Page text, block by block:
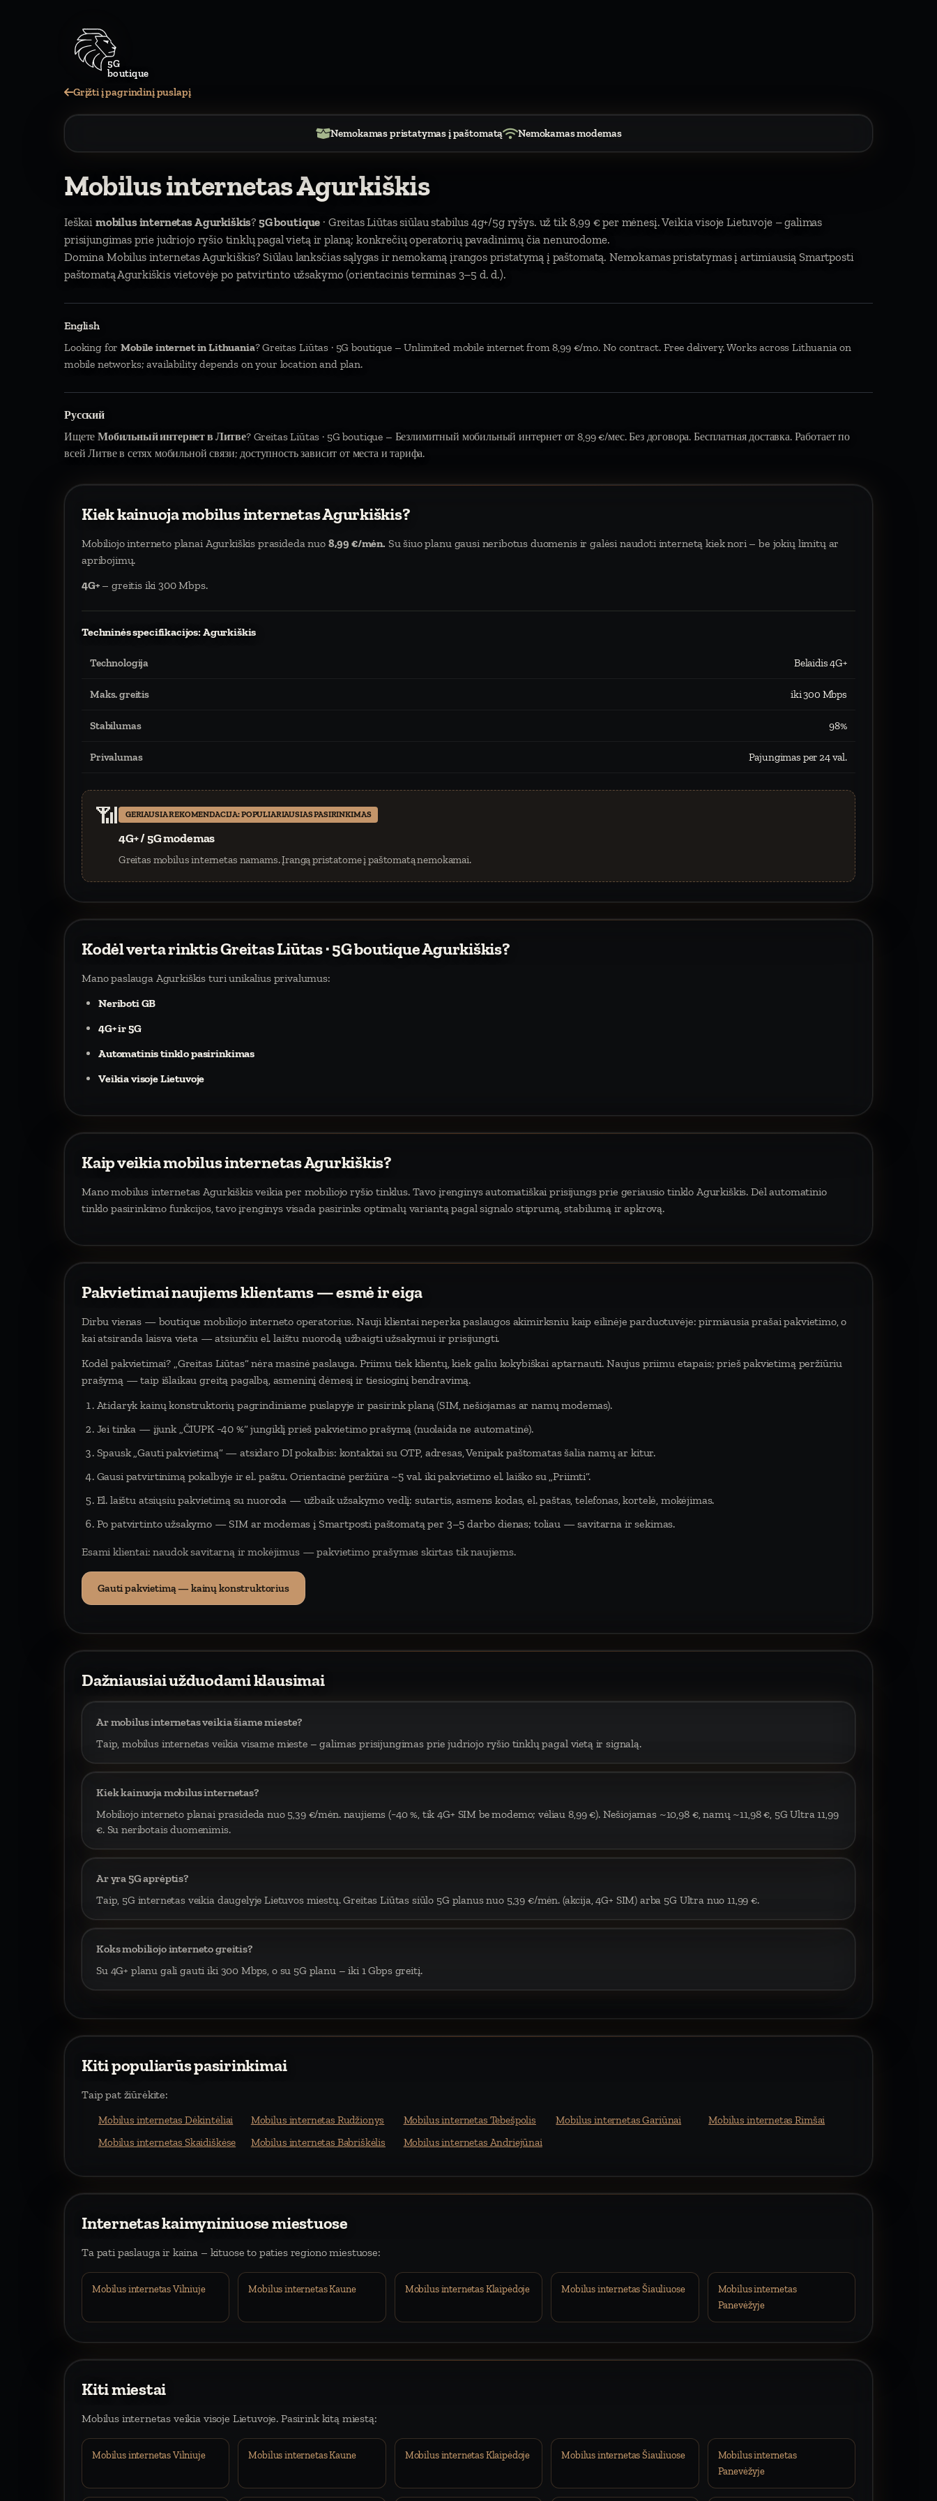
5G
boutique
Grįžti į pagrindinį puslapį
Nemokamas pristatymas į paštomatą Nemokamas modemas
Mobilus internetas Agurkiškis
Ieškai mobilus internetas Agurkiškis? 5G boutique · Greitas Liūtas siūlau stabilus 4g+/5g ryšys. už tik 8,99 € per mėnesį. Veikia visoje Lietuvoje – galimas
prisijungimas prie judriojo ryšio tinklų pagal vietą ir planą; konkrečių operatorių pavadinimų čia nenurodome.
Domina Mobilus internetas Agurkiškis? Siūlau lanksčias sąlygas ir nemokamą įrangos pristatymą į paštomatą. Nemokamas pristatymas į artimiausią Smartposti
paštomatą Agurkiškis vietovėje po patvirtinto užsakymo (orientacinis terminas 3–5 d. d.).
English
Looking forMobile internet in Lithuania? Greitas Liūtas · 5G boutique – Unlimited mobile internet from 8,99 €/mo. No contract. Free delivery. Works across Lithuania on
mobile networks; availability depends on your location and plan.
Русский
ИщетеМобильный интернет в Литве? Greitas Liūtas · 5G boutique – Безлимитный мобильный интернет от 8,99 €/мес. Без договора. Бесплатная доставка. Работает по
всей Литве в сетях мобильной связи; доступность зависит от места и тарифа.
Kiek kainuoja mobilus internetas Agurkiškis?
Mobiliojo interneto planai Agurkiškis prasideda nuo 8,99 €/mėn. Su šiuo planu gausi neribotus duomenis ir galėsi naudoti internetą kiek nori – be jokių limitų ar
apribojimų.
4G+– greitis iki 300 Mbps.
Techninės specifikacijos: Agurkiškis
Technologija Belaidis 4G+
Maks. greitis iki 300 Mbps
Stabilumas 98%
Privalumas Pajungimas per 24 val.
📶 GERIAUSIA REKOMENDACIJA: POPULIARIAUSIAS PASIRINKIMAS
4G+ / 5G modemas
Greitas mobilus internetas namams. Įrangą pristatome į paštomatą nemokamai.
Kodėl verta rinktis Greitas Liūtas · 5G boutique Agurkiškis?
Mano paslauga Agurkiškis turi unikalius privalumus:
Neriboti GB
4G+ ir 5G
Automatinis tinklo pasirinkimas
Veikia visoje Lietuvoje
Kaip veikia mobilus internetas Agurkiškis?
Mano mobilus internetas Agurkiškis veikia per mobiliojo ryšio tinklus. Tavo įrenginys automatiškai prisijungs prie geriausio tinklo Agurkiškis. Dėl automatinio
tinklo pasirinkimo funkcijos, tavo įrenginys visada pasirinks optimalų variantą pagal signalo stiprumą, stabilumą ir apkrovą.
Pakvietimai naujiems klientams — esmė ir eiga
Dirbu vienas — boutique mobiliojo interneto operatorius. Nauji klientai neperka paslaugos akimirksniu kaip eilinėje parduotuvėje: pirmiausia prašai pakvietimo, o
kai atsiranda laisva vieta — atsiunčiu el. laištu nuorodą užbaigti užsakymui ir prisijungti.
Kodėl pakvietimai? „Greitas Liūtas“ nėra masinė paslauga. Priimu tiek klientų, kiek galiu kokybiškai aptarnauti. Naujus priimu etapais; prieš pakvietimą peržiūriu
prašymą — taip išlaikau greitą pagalbą, asmeninį dėmesį ir tiesioginį bendravimą.
Atidaryk kainų konstruktorių pagrindiniame puslapyje ir pasirink planą (SIM, nešiojamas ar namų modemas).
Jei tinka — įjunk „ČIUPK −40 %“ jungiklį prieš pakvietimo prašymą (nuolaida ne automatinė).
Spausk „Gauti pakvietimą“ — atsidaro DI pokalbis: kontaktai su OTP, adresas, Venipak paštomatas šalia namų ar kitur.
Gausi patvirtinimą pokalbyje ir el. paštu. Orientacinė peržiūra ~5 val. iki pakvietimo el. laiško su „Priimti“.
El. laištu atsiųsiu pakvietimą su nuoroda — užbaik užsakymo vedlį: sutartis, asmens kodas, el. paštas, telefonas, kortelė, mokėjimas.
Po patvirtinto užsakymo — SIM ar modemas į Smartposti paštomatą per 3–5 darbo dienas; toliau — savitarna ir sekimas.
Esami klientai: naudok savitarną ir mokėjimus — pakvietimo prašymas skirtas tik naujiems.
Gauti pakvietimą — kainų konstruktorius
Dažniausiai užduodami klausimai
Ar mobilus internetas veikia šiame mieste?
Taip, mobilus internetas veikia visame mieste – galimas prisijungimas prie judriojo ryšio tinklų pagal vietą ir signalą.
Kiek kainuoja mobilus internetas?
Mobiliojo interneto planai prasideda nuo 5,39 €/mėn. naujiems (−40 %, tik 4G+ SIM be modemo; vėliau 8,99 €). Nešiojamas ~10,98 €, namų ~11,98 €, 5G Ultra 11,99
€. Su neribotais duomenimis.
Ar yra 5G aprėptis?
Taip, 5G internetas veikia daugelyje Lietuvos miestų. Greitas Liūtas siūlo 5G planus nuo 5,39 €/mėn. (akcija, 4G+ SIM) arba 5G Ultra nuo 11,99 €.
Koks mobiliojo interneto greitis?
Su 4G+ planu gali gauti iki 300 Mbps, o su 5G planu – iki 1 Gbps greitį.
Kiti populiarūs pasirinkimai
Taip pat žiūrėkite:
Mobilus internetas Dėkintėliai Mobilus internetas Rudžionys Mobilus internetas Tebešpolis Mobilus internetas Gariūnai
Mobilus internetas Rimšai
Mobilus internetas Skaidiškėse
Mobilus internetas Babriškėlis Mobilus internetas Andriejūnai
Internetas kaimyniniuose miestuose
Ta pati paslauga ir kaina – kituose to paties regiono miestuose:
Mobilus internetas Vilniuje Mobilus internetas Kaune Mobilus internetas Klaipėdoje Mobilus internetas Šiauliuose
Mobilus internetas
Panevėžyje
Kiti miestai
Mobilus internetas veikia visoje Lietuvoje. Pasirink kitą miestą:
Mobilus internetas Vilniuje Mobilus internetas Kaune Mobilus internetas Klaipėdoje Mobilus internetas Šiauliuose
Mobilus internetas
Panevėžyje